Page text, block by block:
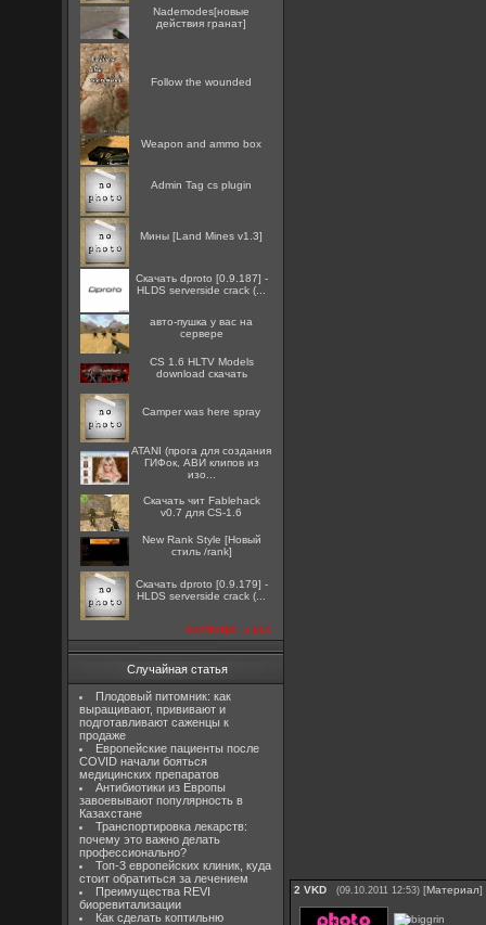
Nademodes[новые
действия гранат]
Follow the wounded
Weapon and ammo box
Admin Tag cs plugin
Мины [Land Mines v1.3]
Скачать dproto [0.9.187] -
HLDS serverside crack (...
авто-пушка у вас на
сервере
CS 1.6 HLTV Models
download скачать
Camper was here spray
ATANI (прога для создания
ГИФок, АВИ клипов из
изо...
Скачать чит Fablehack
v0.7 для CS-1.6
New Rank Style [Новый
стиль /rank]
Скачать dproto [0.9.179] -
HLDS serverside crack (...
посмотреть все
Случайная статья
Плодовый питомник: как
выращивают, прививают и
подготавливают саженцы к
продаже
Европейские пациенты после
COVID начали бояться
медицинских препаратов
Антибиотики из Европы
завоевывают популярность в
Казахстане
Транспортировка лекарств:
почему это важно делать
профессионально?
Топ-3 европейских клиник, куда
стоит обратиться за лечением
Преимущества REVI
биоревитализации
Как сделать коптильню
2 VKD (09.10.2011 12:53) [Материал]